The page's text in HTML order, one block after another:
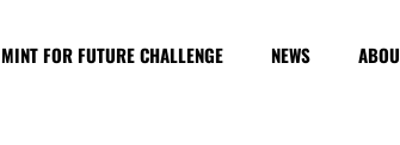
MINT FOR FUTURE CHALLENGE NEWS